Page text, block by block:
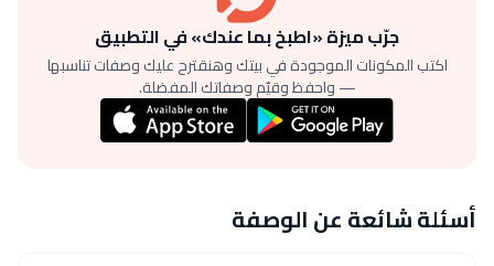
جرّب ميزة «اطبخ بما عندك» في التطبيق
اكتب المكونات الموجودة في بيتك وهنقترح عليك وصفات تناسبها
— واحفظ وقيّم وصفاتك المفضلة.
أسئلة شائعة عن الوصفة